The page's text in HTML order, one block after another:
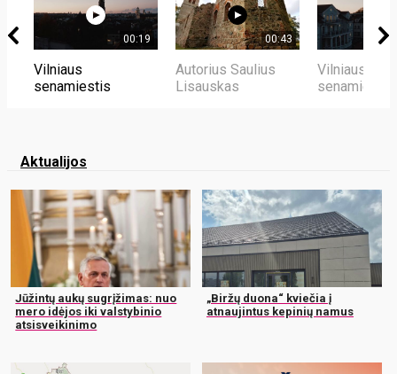
00:19
Vilniaus
senamiestis
00:43
Autorius Saulius
Lisauskas
Vilniaus
senamiestis
Aktualijos
Jūžintų aukų sugrįžimas: nuo
mero idėjos iki valstybinio
atsisveikinimo
„Biržų duona“ kviečia į
atnaujintus kepinių namus